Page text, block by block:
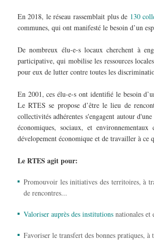
En 2018, le réseau rassemblait plus de 130
communes, qui ont manifesté le besoin d’un
De nombreux élu-e-s locaux cherchent à
participative, qui mobilise les ressources
pour eux de lutter contre toutes les
En 2001, ces élu-e-s ont identifié le besoin
Le RTES se propose d’être le lieu de
collectivités adhérentes s'engagent autour d'une
économiques, sociaux, et
dévelopement économique et de travailler à ce
Le RTES agit pour:
Promouvoir les initiatives des territoires, à
de rencontres...
Valoriser auprès des institutions nationales et
Favoriser le transfert des bonnes pratiques, à